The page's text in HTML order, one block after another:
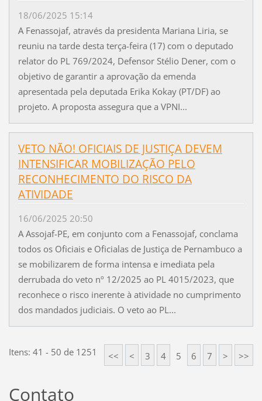
18/06/2025 15:14
A Fenassojaf, através da presidenta Mariana Liria, se
reuniu na tarde desta terça-feira (17) com o deputado
relator do PL 769/2024, Defensor Stélio Dener, com o
objetivo de garantir a aprovação da emenda
apresentada pela deputada Erika Kokay (PT/DF) ao
projeto. A proposta assegura que a VPNI...
VETO NÃO! OFICIAIS DE JUSTIÇA DEVEM
INTENSIFICAR MOBILIZAÇÃO PELO
RECONHECIMENTO DO RISCO DA
ATIVIDADE
16/06/2025 20:50
A Assojaf-PE, em conjunto com a Fenassojaf, conclama
todos os Oficiais e Oficialas de Justiça de Pernambuco a
se mobilizarem de forma intensa e imediata pela
derrubada do veto nº 12/2025 ao PL 4015/2023, que
reconhece o risco inerente à atividade no cumprimento
dos mandados judiciais. O veto ao PL...
Itens: 41 - 50 de 1251 << < 3 4 5 6 7 > >>
Contato